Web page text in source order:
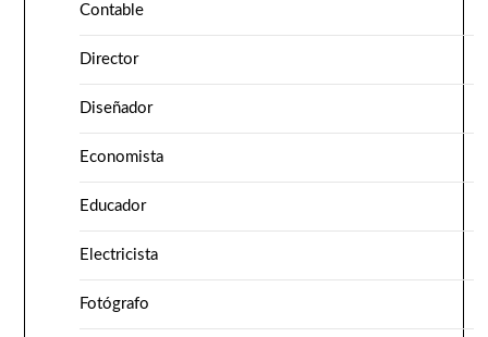
Contable
Director
Diseñador
Economista
Educador
Electricista
Fotógrafo